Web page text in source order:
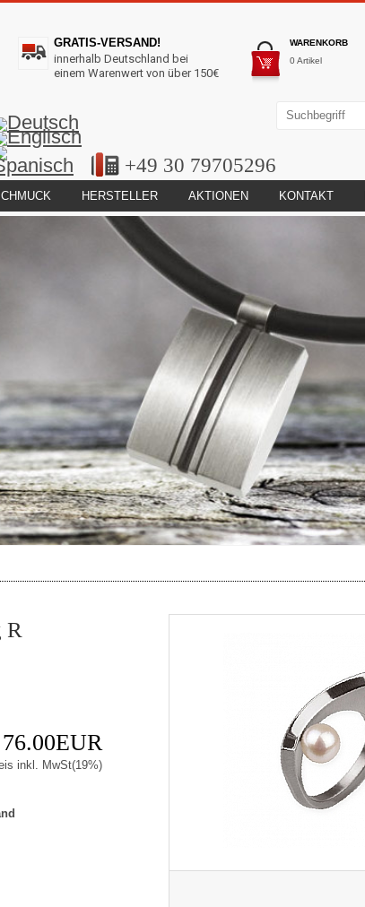
WARENKORB
0 Artikel
GRATIS-VERSAND!
innerhalb Deutschland bei
einem Warenwert von über 150€
+49 30 79705296
HERSTELLER AKTIONEN KONTAKT
R
76.00EUR
inkl. MwSt(19%)